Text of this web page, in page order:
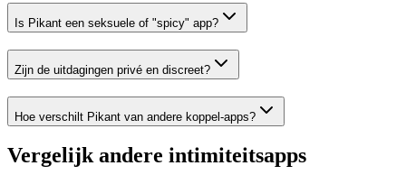
Is Pikant een seksuele of "spicy" app?
Zijn de uitdagingen privé en discreet?
Hoe verschilt Pikant van andere koppel-apps?
Vergelijk andere intimiteitsapps